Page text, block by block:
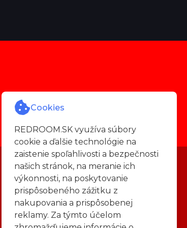
Cookies
REDROOM.SK využíva súbory
cookie a ďalšie technológie na
zaistenie spoľahlivosti a bezpečnosti
našich stránok, na meranie ich
výkonnosti, na poskytovanie
prispôsobeného zážitku z
nakupovania a prispôsobenej
reklamy. Za týmto účelom